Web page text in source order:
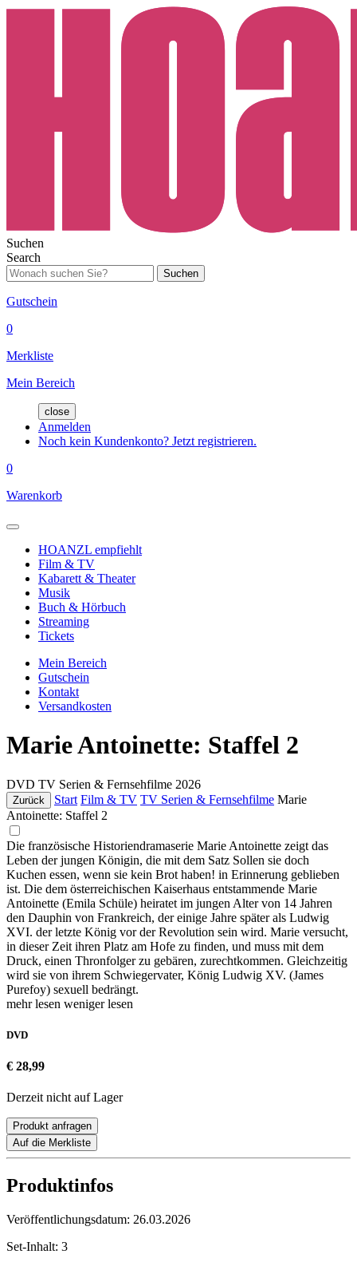
Suchen
Search
Suchen
Gutschein
0
Merkliste
Mein Bereich
close
Anmelden
Noch kein Kundenkonto? Jetzt registrieren.
0
Warenkorb
HOANZL empfiehlt
Film & TV
Kabarett & Theater
Musik
Buch & Hörbuch
Streaming
Tickets
Mein Bereich
Gutschein
Kontakt
Versandkosten
Marie Antoinette: Staffel 2
DVD TV Serien & Fernsehfilme 2026
Zurück Start Film & TV TV Serien & Fernsehfilme Marie
Antoinette: Staffel 2
Die französische Historiendramaserie Marie Antoinette zeigt das
Leben der jungen Königin, die mit dem Satz Sollen sie doch
Kuchen essen, wenn sie kein Brot haben! in Erinnerung geblieben
ist. Die dem österreichischen Kaiserhaus entstammende Marie
Antoinette (Emila Schüle) heiratet im jungen Alter von 14 Jahren
den Dauphin von Frankreich, der einige Jahre später als Ludwig
XVI. der letzte König vor der Revolution sein wird. Marie versucht,
in dieser Zeit ihren Platz am Hofe zu finden, und muss mit dem
Druck, einen Thronfolger zu gebären, zurechtkommen. Gleichzeitig
wird sie von ihrem Schwiegervater, König Ludwig XV. (James
Purefoy) sexuell bedrängt.
mehr lesen weniger lesen
DVD
€ 28,99
Derzeit nicht auf Lager
Produkt anfragen
Auf die Merkliste
Produktinfos
Veröffentlichungsdatum: 26.03.2026
Set-Inhalt: 3